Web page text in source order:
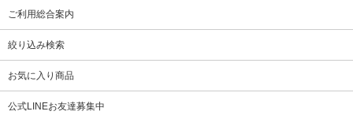
ご利用総合案内
絞り込み検索
お気に入り商品
公式LINEお友達募集中